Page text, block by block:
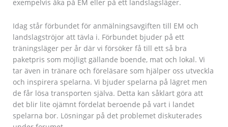
exempelvis åka på EM eller på ett landslagsläger.
Idag står förbundet för anmälningsavgiften till EM och
landslagströjor att tävla i. Förbundet bjuder på ett
träningsläger per år där vi försöker få till ett så bra
paketpris som möjligt gällande boende, mat och lokal. Vi
tar även in tränare och föreläsare som hjälper oss utveckla
och inspirera spelarna. Vi bjuder spelarna på lägret men
de får lösa transporten själva. Detta kan såklart göra att
det blir lite ojämnt fördelat beroende på vart i landet
spelarna bor. Lösningar på det problemet diskuterades